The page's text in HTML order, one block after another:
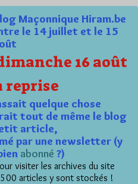
Maçonnique Hiram.be
le 14 juillet et le 15
16 août
reprise
quelque chose
tout de même le blog
article,
par une newsletter (y
abonné ?)
visiter les archives du site
articles y sont stockés !